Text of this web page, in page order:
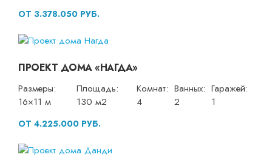
ОТ 3.378.050 РУБ.
ПРОЕКТ ДОМА «НАГДА»
Размеры:
16×11 м
Площадь:
130 м2
Комнат:
4
Ванных:
2
Гаражей:
1
ОТ 4.225.000 РУБ.